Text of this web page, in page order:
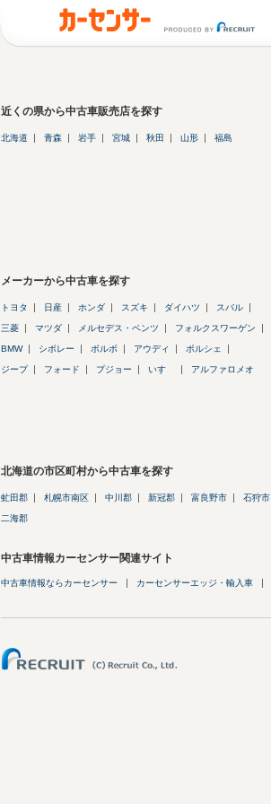
近くの県から中古車販売店を探す
北海道 青森 岩手 宮城 秋田 山形 福島
メーカーから中古車を探す
トヨタ 日産 ホンダ スズキ ダイハツ スバル
三菱 マツダ メルセデス・ベンツ フォルクスワーゲン
BMW シボレー ボルボ アウディ ポルシェ
ジープ フォード プジョー いすゞ アルファロメオ
北海道の市区町村から中古車を探す
虻田郡 札幌市南区 中川郡 新冠郡 富良野市 石狩市
二海郡
中古車情報カーセンサー関連サイト
中古車情報ならカーセンサー カーセンサーエッジ・輸入車